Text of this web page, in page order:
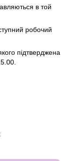
в той
робочий
підтверджена